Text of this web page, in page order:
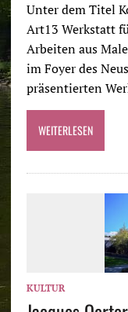
Unter dem Titel
Art13 Werkstatt
Arbeiten aus
im Foyer des
präsentierten
WEITERLESEN
KULTUR